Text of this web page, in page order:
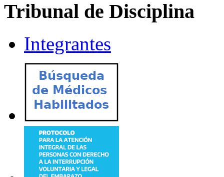
Tribunal de Disciplina
Integrantes